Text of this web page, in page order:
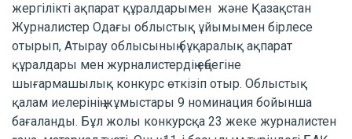
жергілікті ақпарат құралдарымен және Қазақстан
Журналистер Одағы облыстық ұйымымен бірлесе
отырып, Атырау облысының бұқаралық ақпарат
құралдары мен журналистердің еңбегіне
шығармашылық конкурс өткізіп отыр. Облыстық
қалам иелерінің жұмыстары 9 номинация бойынша
бағаланды. Бұл жолы конкурсқа 23 жеке журналистен